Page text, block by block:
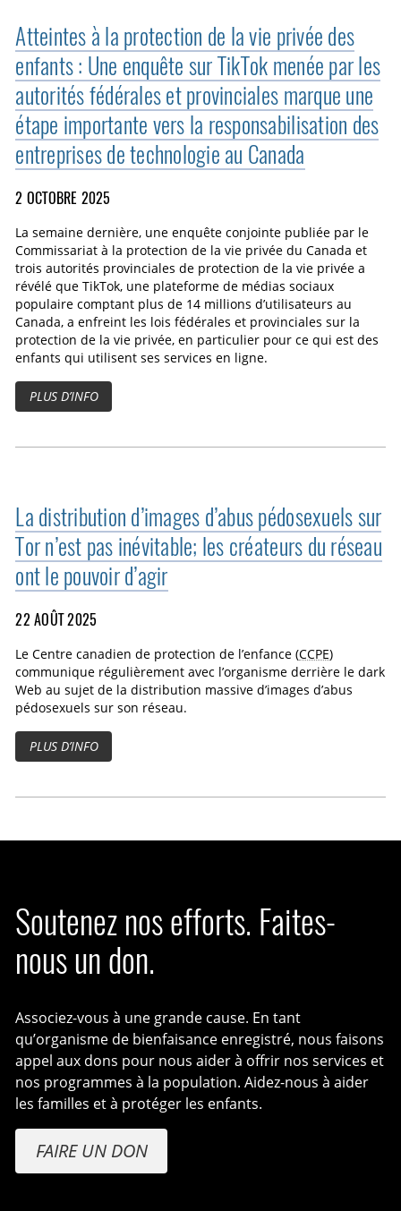
Atteintes à la protection de la vie privée des
enfants : Une enquête sur TikTok menée par les
autorités fédérales et provinciales marque une
étape importante vers la responsabilisation des
entreprises de technologie au Canada
2 OCTOBRE 2025
La semaine dernière, une enquête conjointe publiée par le
Commissariat à la protection de la vie privée du Canada et
trois autorités provinciales de protection de la vie privée a
révélé que TikTok, une plateforme de médias sociaux
populaire comptant plus de 14 millions d’utilisateurs au
Canada, a enfreint les lois fédérales et provinciales sur la
protection de la vie privée, en particulier pour ce qui est des
enfants qui utilisent ses services en ligne.
PLUS D’INFO
La distribution d’images d’abus pédosexuels sur
Tor n’est pas inévitable; les créateurs du réseau
ont le pouvoir d’agir
22 AOÛT 2025
Le Centre canadien de protection de l’enfance (CCPE)
communique régulièrement avec l’organisme derrière le dark
Web au sujet de la distribution massive d’images d’abus
pédosexuels sur son réseau.
PLUS D’INFO
Soutenez nos efforts. Faites-
nous un don.
Associez-vous à une grande cause. En tant
qu’organisme de bienfaisance enregistré, nous faisons
appel aux dons pour nous aider à offrir nos services et
nos programmes à la population. Aidez-nous à aider
les familles et à protéger les enfants.
FAIRE UN DON